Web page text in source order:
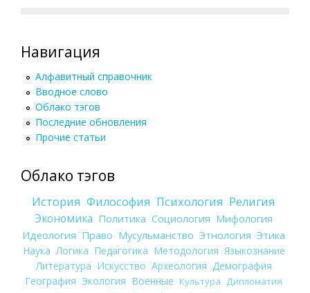
Навигация
Алфавитный справочник
Вводное слово
Облако тэгов
Последние обновления
Прочие статьи
Облако тэгов
История Философия Психология Религия
Экономика Политика Социология Мифология
Идеология Право Мусульманство Этнология Этика
Наука Логика Педагогика Методология Языкознание
Литература Искусство Археология Демография
География Экология Военные Культура
Дипломатия